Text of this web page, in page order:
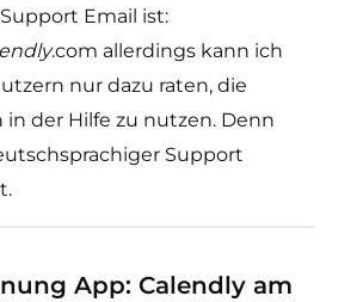
Email ist:
.com allerdings kann ich
nur dazu raten, die
der Hilfe zu nutzen. Denn
Support
App: Calendly am